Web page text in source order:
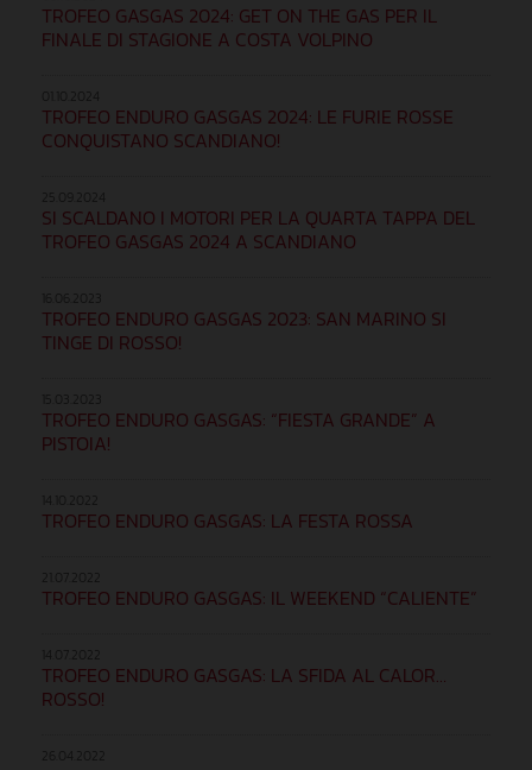
TROFEO GASGAS 2024: GET ON THE GAS PER IL
FINALE DI STAGIONE A COSTA VOLPINO
TROFEO ENDURO GASGAS 2024: LE FURIE ROSSE
CONQUISTANO SCANDIANO!
SI SCALDANO I MOTORI PER LA QUARTA TAPPA DEL
TROFEO GASGAS 2024 A SCANDIANO
TROFEO ENDURO GASGAS 2023: SAN MARINO SI
TINGE DI ROSSO!
TROFEO ENDURO GASGAS: “FIESTA GRANDE” A
PISTOIA!
TROFEO ENDURO GASGAS: LA FESTA ROSSA
TROFEO ENDURO GASGAS: IL WEEKEND “CALIENTE”
TROFEO ENDURO GASGAS: LA SFIDA AL CALOR…
ROSSO!